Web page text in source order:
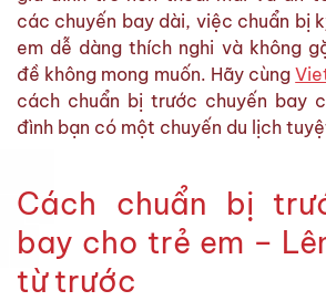
các chuyến bay dài, việc chuẩn bị
em dễ dàng thích nghi và không
đề không mong muốn. Hãy cùng
cách chuẩn bị trước chuyến bay
đình bạn có một chuyến du lịch
Cách chuẩn bị
bay cho trẻ em –
từ trước